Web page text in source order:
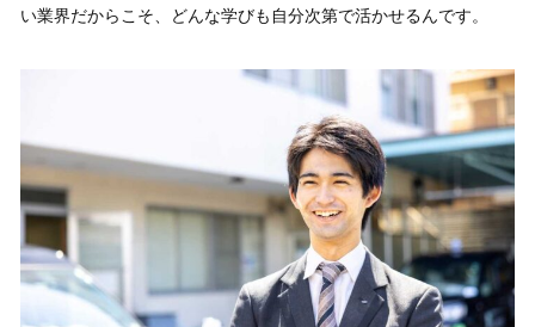
い業界だからこそ、どんな学びも自分次第で活かせるんです。